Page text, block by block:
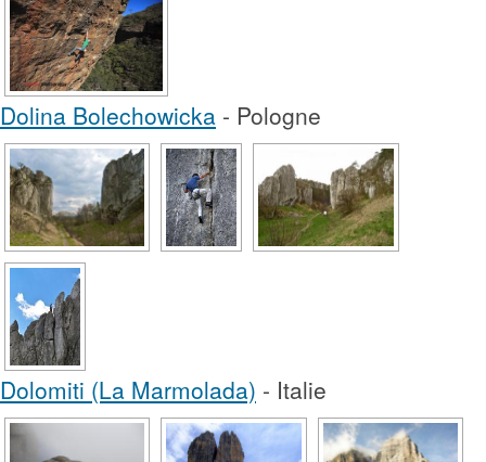
Dolina Bolechowicka - Pologne
Dolomiti (La Marmolada) - Italie